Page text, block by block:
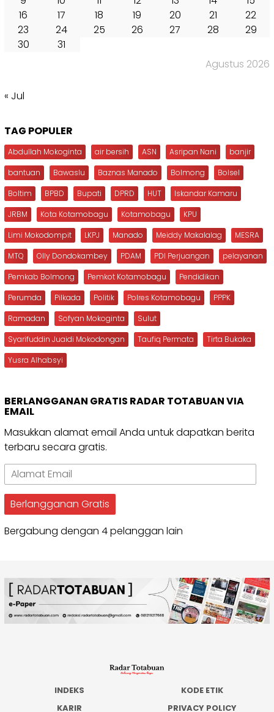
Agustus 2026
16
17 18 19 20 21
22
23
24 25 26 27 28
29
30
31
« Jul
TAG POPULER
Abdullah Mokoginta air bersih ASN Asripan Nani
banjir
bantuan
Bawaslu Baznas Manado Bolmong
Bolsel
Boltim
BPBD Bupati DPRD HUT
Iskandar Kamaru
JRBM
Kota Kotamobagu Kotamobagu
KPU
Limi Mokodompit
LKPJ Manado Meiddy Makalalag
MESRA
MTQ
Olly Dondokambey PDAM PDI Perjuangan
pelayanan
Pemkab Bolmong
Pemkot Kotamobagu
Pendidikan
Perumda
Pilkada Politik Polres Kotamobagu
PPPK
Ramadan
Sofyan Mokoginta
Sulut
Syarifuddin Juaidi Mokodongan
Taufiq Permata
Tirta Bukaka
Yusra Alhabsyi
BERLANGGANAN GRATIS RADAR TOTABUAN VIA
EMAIL
Masukkan alamat email Anda untuk dapatkan berita
terbaru secara gratis.
Alamat
Email
Berlangganan Gratis
Bergabung dengan 4 pelanggan lain
INDEKS
KODE ETIK
KARIR
PRIVACY POLICY